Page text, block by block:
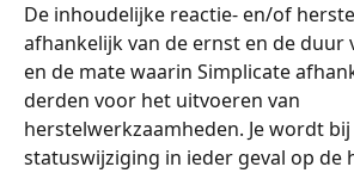
De inhoudelijke reactie- en/of
afhankelijk van de ernst en de duur
en de mate waarin Simplicate
derden voor het uitvoeren van
herstelwerkzaamheden. Je wordt
statuswijziging in ieder geval op de